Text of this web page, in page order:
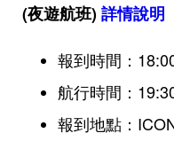
(夜遊航班)詳情說明
報到時間：
航行時間：
報到地點：